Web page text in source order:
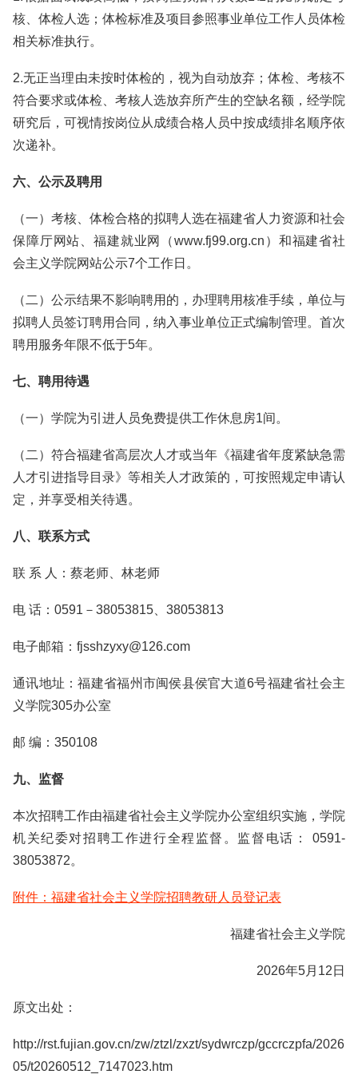
核、体检人选；体检标准及项目参照事业单位工作人员体检
相关标准执行。
2.无正当理由未按时体检的，视为自动放弃；体检、考核不
符合要求或体检、考核人选放弃所产生的空缺名额，经学院
研究后，可视情按岗位从成绩合格人员中按成绩排名顺序依
次递补。
六、公示及聘用
（一）考核、体检合格的拟聘人选在福建省人力资源和社会
保障厅网站、福建就业网（www.fj99.org.cn）和福建省社
会主义学院网站公示7个工作日。
（二）公示结果不影响聘用的，办理聘用核准手续，单位与
拟聘人员签订聘用合同，纳入事业单位正式编制管理。首次
聘用服务年限不低于5年。
七、聘用待遇
（一）学院为引进人员免费提供工作休息房1间。
（二）符合福建省高层次人才或当年《福建省年度紧缺急需
人才引进指导目录》等相关人才政策的，可按照规定申请认
定，并享受相关待遇。
八、联系方式
联 系 人：蔡老师、林老师
电 话：0591－38053815、38053813
电子邮箱：fjsshzyxy@126.com
通讯地址：福建省福州市闽侯县侯官大道6号福建省社会主
义学院305办公室
邮 编：350108
九、监督
本次招聘工作由福建省社会主义学院办公室组织实施，学院
机关纪委对招聘工作进行全程监督。监督电话： 0591-
38053872。
附件：福建省社会主义学院招聘教研人员登记表
福建省社会主义学院
2026年5月12日
原文出处：
http://rst.fujian.gov.cn/zw/ztzl/zxzt/sydwrczp/gccrczpfa/2026
05/t20260512_7147023.htm